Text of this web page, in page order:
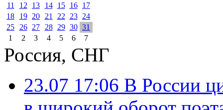
11
12 13 14 15 16
17
18
19 20 21 22 23
24
25
26 27 28 29 30 31
1
2 3 4 5 6 7
Россия, СНГ
23.07 17:06 В России